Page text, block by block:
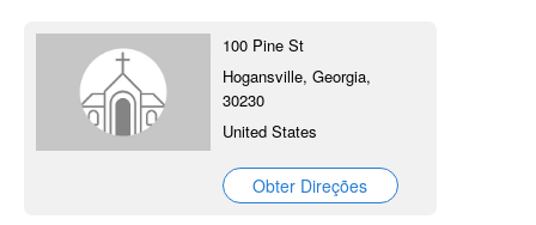
100 Pine St
Hogansville, Georgia,
30230
United States
Obter Direções